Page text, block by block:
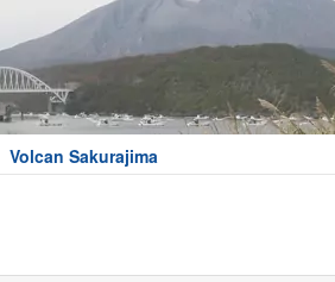
Volcan Sakurajima